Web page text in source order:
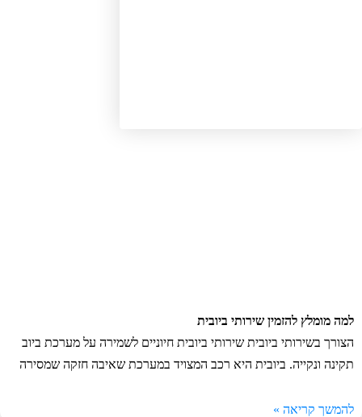
מומלץ להזמין שירותי ביובית
בשירותי ביובית שירותי ביובית חיוניים לשמירה על מערכת ביוב
ונקייה. ביובית היא רכב המצויד במערכת שאיבה חזקה שמסירה
קריאה »